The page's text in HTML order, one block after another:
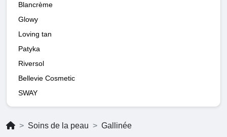
Blancrème
Glowy
Loving tan
Patyka
Riversol
Bellevie Cosmetic
SWAY
Soins de la peau Gallinée